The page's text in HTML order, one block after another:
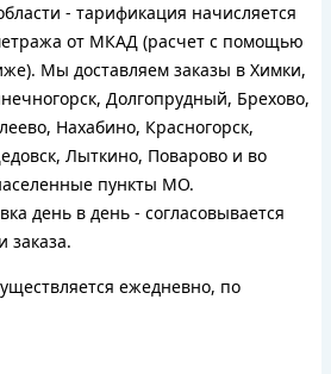
- тарификация начисляется
от МКАД (расчет с помощью
Мы доставляем заказы в Химки,
Долгопрудный, Брехово,
Нахабино, Красногорск,
Лыткино, Поварово и во
пункты МО.
день в день - согласовывается
заказа.
ежедневно, по